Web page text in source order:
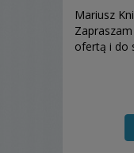
Mariusz
ofertą i do